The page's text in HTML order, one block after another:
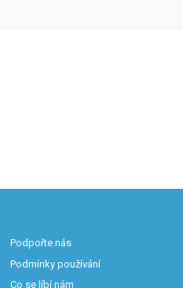
Podpořte nás
Podmínky používání
Co se líbí nám